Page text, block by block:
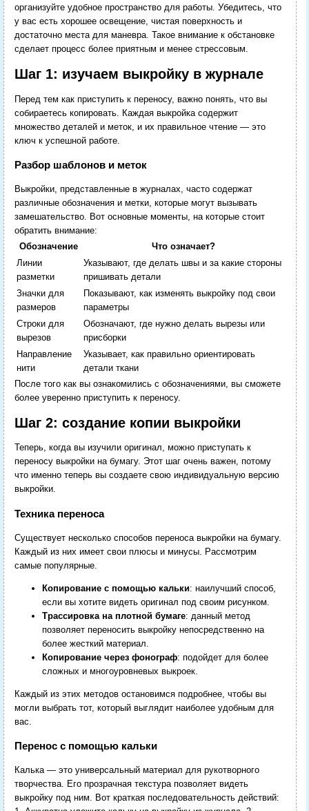
организуйте удобное пространство для работы. Убедитесь, что
у вас есть хорошее освещение, чистая поверхность и
достаточно места для маневра. Такое внимание к обстановке
сделает процесс более приятным и менее стрессовым.
Шаг 1: изучаем выкройку в журнале
Перед тем как приступить к переносу, важно понять, что вы
собираетесь копировать. Каждая выкройка содержит
множество деталей и меток, и их правильное чтение — это
ключ к успешной работе.
Разбор шаблонов и меток
Выкройки, представленные в журналах, часто содержат
различные обозначения и метки, которые могут вызывать
замешательство. Вот основные моменты, на которые стоит
обратить внимание:
Обозначение
Что означает?
Линии
разметки
Указывают, где делать швы и за какие стороны
пришивать детали
Значки для
размеров
Показывают, как изменять выкройку под свои
параметры
Строки для
вырезов
Обозначают, где нужно делать вырезы или
присборки
Направление
нити
Указывает, как правильно ориентировать
детали ткани
После того как вы ознакомились с обозначениями, вы сможете
более уверенно приступить к переносу.
Шаг 2: создание копии выкройки
Теперь, когда вы изучили оригинал, можно приступать к
переносу выкройки на бумагу. Этот шаг очень важен, потому
что именно теперь вы создаете свою индивидуальную версию
выкройки.
Техника переноса
Существует несколько способов переноса выкройки на бумагу.
Каждый из них имеет свои плюсы и минусы. Рассмотрим
самые популярные.
Копирование с помощью кальки: наилучший способ,
если вы хотите видеть оригинал под своим рисунком.
Трассировка на плотной бумаге: данный метод
позволяет переносить выкройку непосредственно на
более жесткий материал.
Копирование через фонограф: подойдет для более
сложных и многоуровневых выкроек.
Каждый из этих методов остановимся подробнее, чтобы вы
могли выбрать тот, который выглядит наиболее удобным для
вас.
Перенос с помощью кальки
Калька — это универсальный материал для рукотворного
творчества. Его прозрачная текстура позволяет видеть
выкройку под ним. Вот краткая последовательность действий: